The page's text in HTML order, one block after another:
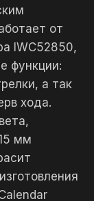
от
IWC52850,
функции:
а так
хода.
мм